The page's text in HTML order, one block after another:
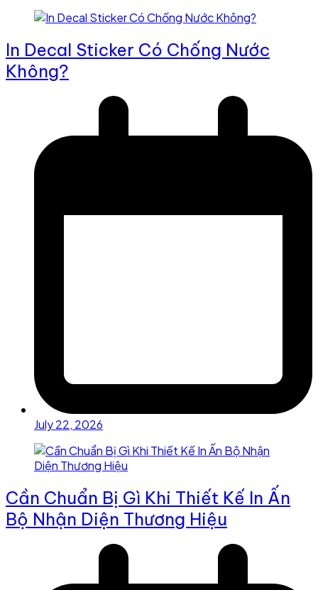
In Decal Sticker Có Chống Nước
Không?
July 22, 2026
Cần Chuẩn Bị Gì Khi Thiết Kế In Ấn
Bộ Nhận Diện Thương Hiệu